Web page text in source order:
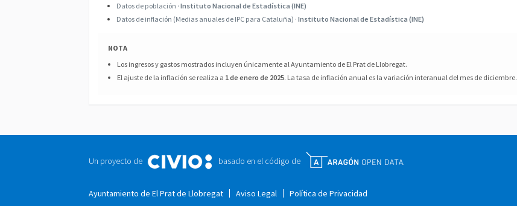
Datos de población · Instituto Nacional de Estadística (INE)
Datos de inflación (Medias anuales de IPC para Cataluña) · Instituto Nacional de Estadística (INE)
NOTA
Los ingresos y gastos mostrados incluyen únicamente al Ayuntamiento de El Prat de Llobregat.
El ajuste de la inflación se realiza a 1 de enero de 2025. La tasa de inflación anual es la variación interanual del mes de diciembre.
Un proyecto de basado en el código de
Ayuntamiento de El Prat de Llobregat Aviso Legal Política de Privacidad